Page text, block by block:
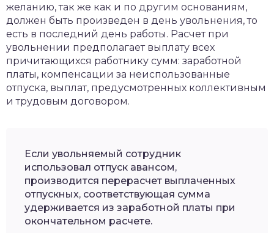
желанию, так же как и по другим основаниям,
должен быть произведен в день увольнения, то
есть в последний день работы. Расчет при
увольнении предполагает выплату всех
причитающихся работнику сумм: заработной
платы, компенсации за неиспользованные
отпуска, выплат, предусмотренных коллективным
и трудовым договором.
Если увольняемый сотрудник
использовал отпуск авансом,
производится перерасчет выплаченных
отпускных, соответствующая сумма
удерживается из заработной платы при
окончательном расчете.